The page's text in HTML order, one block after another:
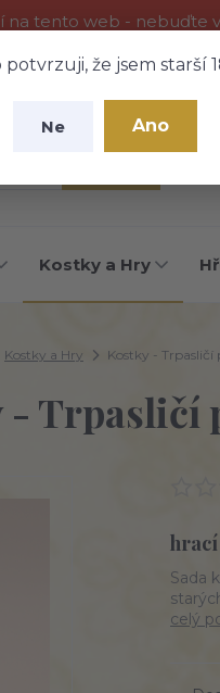
na tento web - nebuďte
že jsem starší
Ne Ano
Kontakty
Kostky a Hry
Kostky a Hry Kostky - Trpasličí
- Trpasličí
Sada
celý